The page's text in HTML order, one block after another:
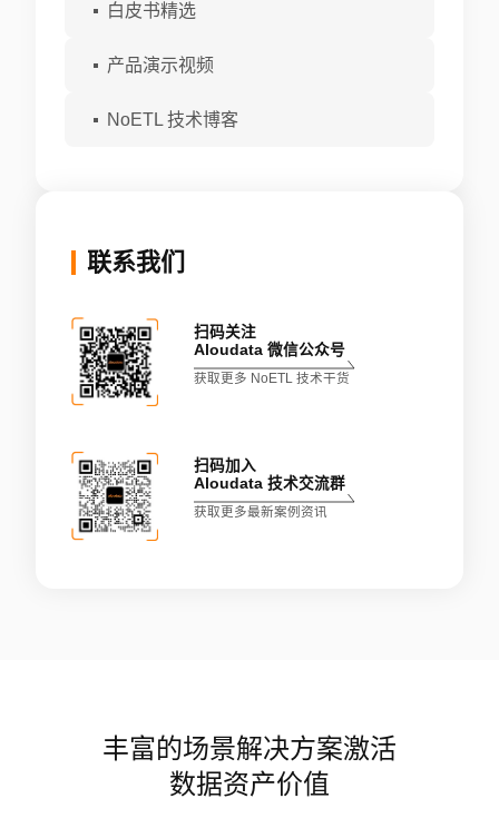
白皮书精选
产品演示视频
NoETL 技术博客
联系我们
扫码关注
Aloudata 微信公众号
获取更多 NoETL 技术干货
扫码加入
Aloudata 技术交流群
获取更多最新案例资讯
丰富的场景解决方案激活
数据资产价值